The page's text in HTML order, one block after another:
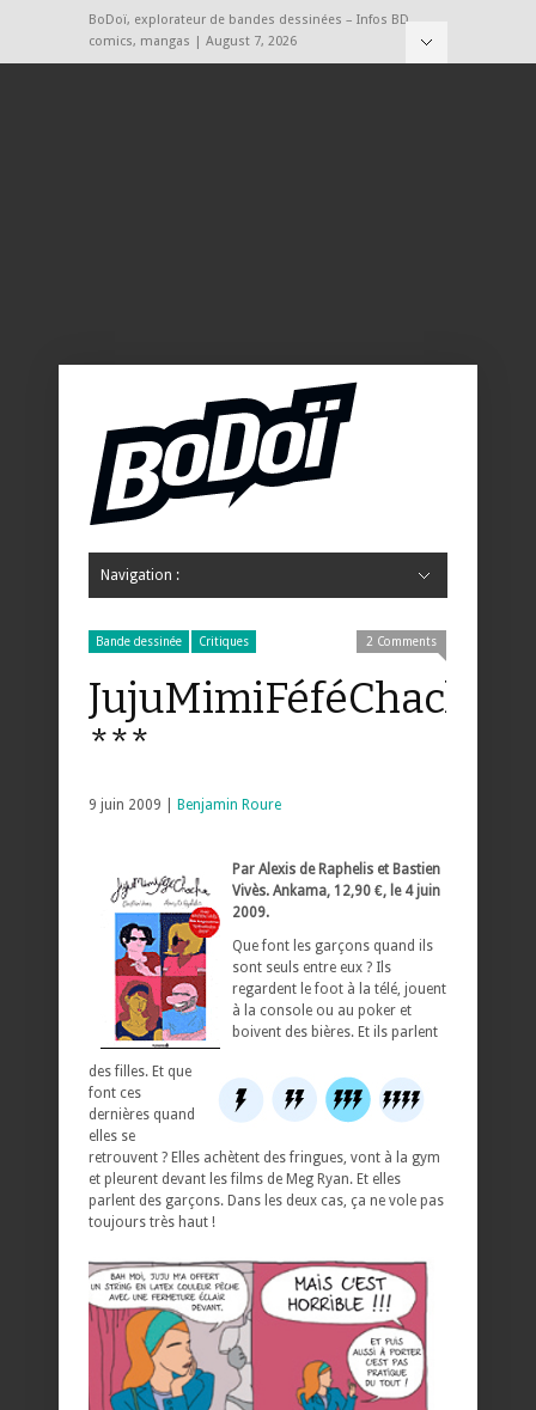
BoDoï, explorateur de bandes dessinées – Infos BD,
comics, mangas | August 7, 2026
Navigation :
Bande dessinée Critiques 2 Comments
JujuMimiFéféChacha
***
9 juin 2009 | Benjamin Roure
Par Alexis de Raphelis et Bastien
Vivès. Ankama, 12,90 €, le 4 juin
2009.
Que font les garçons quand ils
sont seuls entre eux ? Ils
regardent le foot à la télé, jouent
à la console ou au poker et
boivent des bières. Et ils parlent
des filles. Et que
font ces
dernières quand
elles se
retrouvent ? Elles achètent des fringues, vont à la gym
et pleurent devant les films de Meg Ryan. Et elles
parlent des garçons. Dans les deux cas, ça ne vole pas
toujours très haut !